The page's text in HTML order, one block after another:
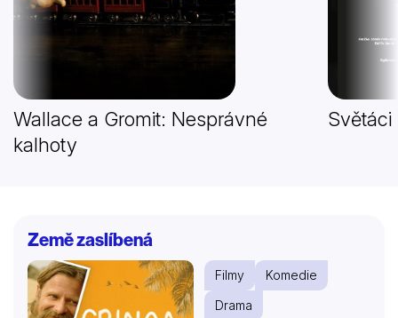
Wallace a Gromit: Nesprávné
kalhoty
Světáci
Země zaslíbená
Filmy
Komedie
Drama